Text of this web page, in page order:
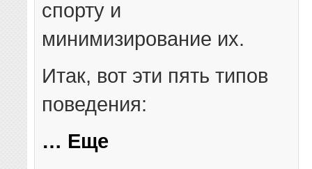
спорту и
минимизирование их.
Итак, вот эти пять типов
поведения:
… Еще